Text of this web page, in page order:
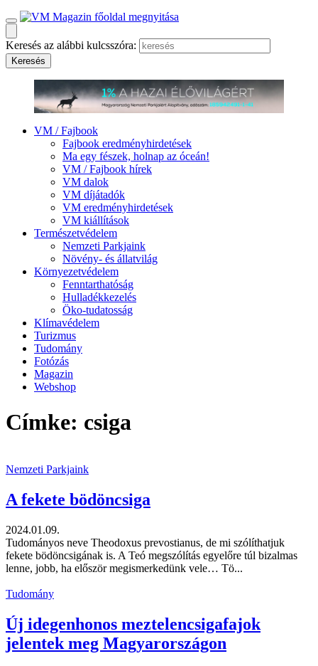
Keresés az alábbi kulcsszóra:
VM / Fajbook
Fajbook eredményhirdetések
Ma egy fészek, holnap az óceán!
VM / Fajbook hírek
VM dalok
VM díjátadók
VM eredményhirdetések
VM kiállítások
Természetvédelem
Nemzeti Parkjaink
Növény- és állatvilág
Környezetvédelem
Fenntarthatóság
Hulladékkezelés
Öko-tudatosság
Klímavédelem
Turizmus
Tudomány
Fotózás
Magazin
Webshop
Címke: csiga
Nemzeti Parkjaink
A fekete bödöncsiga
2024.01.09.
Tudományos neve Theodoxus prevostianus, de mi szólíthatjuk
fekete bödöncsigának is. A Teó megszólítás egyelőre túl bizalmas
lenne, jobb, ha először megismerkedünk vele… Tö...
Tudomány
Új idegenhonos meztelencsigafajok
jelentek meg Magyarországon